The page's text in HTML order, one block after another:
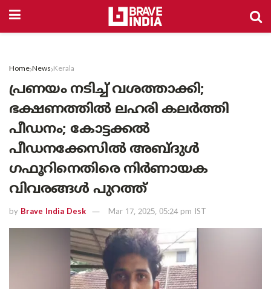
Home News Kerala
പ്രണയം നടിച്ച് വശത്താക്കി;
ഭക്ഷണത്തിൽ ലഹരി കലർത്തി
പീഡനം; കോട്ടക്കൽ
പീഡനക്കേസിൽ അബ്ദുൾ
ഗഫൂറിനെതിരെ നിർണായക
വിവരങ്ങൾ പുറത്ത്
by Brave India Desk Mar 17, 2025, 05:24 pm IST